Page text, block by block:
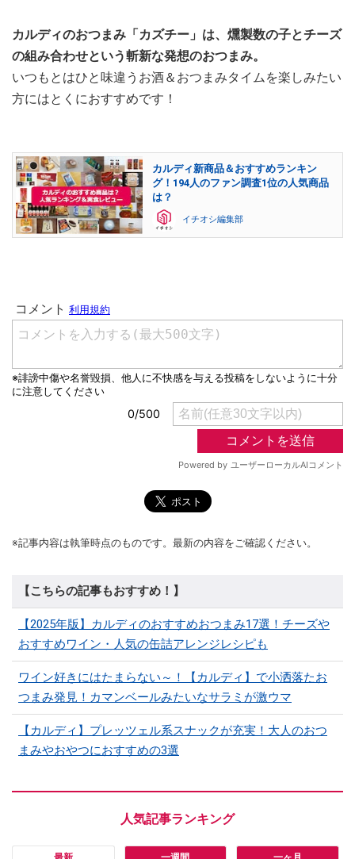
カルディのおつまみ「カズチー」は、燻製数の子とチーズ
の組み合わせという斬新な発想のおつまみ。
いつもとはひと味違うお酒＆おつまみタイムを楽しみたい
方にはとくにおすすめです！
カルディ新商品＆おすすめランキン
グ！194人のファン調査1位の人気商品
は？
イチオシ編集部
※記事内容は執筆時点のものです。最新の内容をご確認ください。
【こちらの記事もおすすめ！】
【2025年版】カルディのおすすめおつまみ17選！チーズや
おすすめワイン・人気の缶詰アレンジレシピも
ワイン好きにはたまらない～！【カルディ】で小洒落たお
つまみ発見！カマンベールみたいなサラミが激ウマ
【カルディ】プレッツェル系スナックが充実！大人のおつ
まみやおやつにおすすめの3選